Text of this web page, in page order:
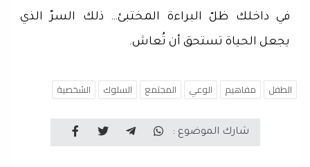
في داخلك ظلّ البراءة المختبئ… ذلك السرّ الذي
يجعل الحياة تستحق أن تُعاش.
الطفل مفاهيم الوعي المجتمع السلوك الشخصية
شارك الموضوع :